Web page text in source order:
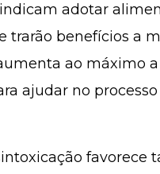
adotar
trarão benefícios a
ao máximo a
ajudar no
favorece